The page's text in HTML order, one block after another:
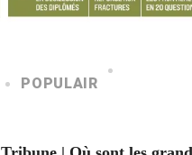
POPULAIR